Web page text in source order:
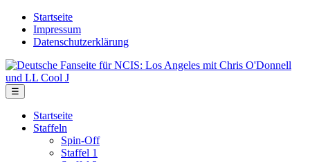
Skip
Startseite
Impressum
Datenschutzerklärung
Deutsche
Fanseite
für
NCIS:
Angeles
☰
Startseite
Staffeln
Spin-Off
Staffel 1